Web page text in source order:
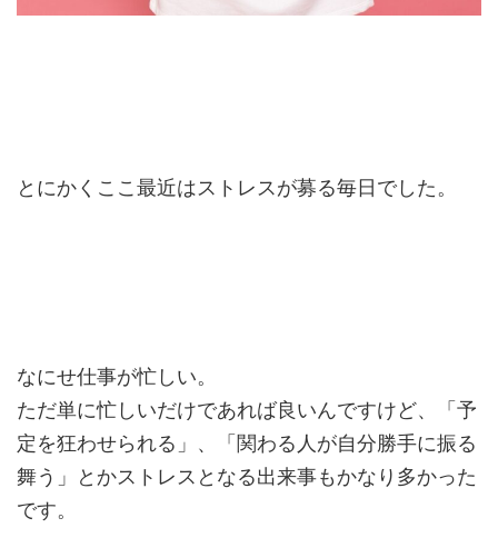
とにかくここ最近はストレスが募る毎日でした。
なにせ仕事が忙しい。
ただ単に忙しいだけであれば良いんですけど、「予
定を狂わせられる」、「関わる人が自分勝手に振る
舞う」とかストレスとなる出来事もかなり多かった
です。